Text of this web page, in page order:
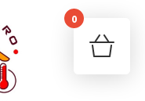
0